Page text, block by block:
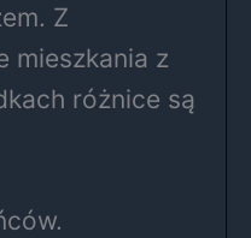
Z
mieszkania z
różnice są